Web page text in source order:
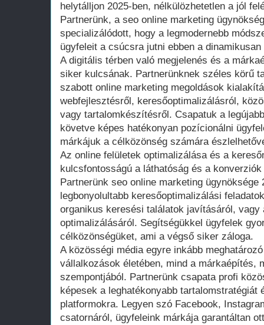
helytálljon 2025-ben, nélkülözhetetlen a jól
Partnerünk, a seo online marketing
specializálódott, hogy a legmodernebb
ügyfeleit a csúcsra jutni ebben a
A digitális térben való megjelenés és a
siker kulcsának. Partnerünknek széles körű
szabott online marketing megoldások
webfejlesztésről, keresőoptimalizálásról,
vagy tartalomkészítésről. Csapatuk a
követve képes hatékonyan pozícionálni
márkájuk a célközönség számára
Az online felületek optimalizálása és a
kulcsfontosságú a láthatóság és a
Partnerünk seo online marketing ügynöksége
legbonyolultabb keresőoptimalizálási
organikus keresési találatok javításáról,
optimalizálásáról. Segítségükkel ügyfelek
célközönségüket, ami a végső siker záloga.
A közösségi média egyre inkább
vállalkozások életében, mind a márkaépítés,
szempontjából. Partnerünk csapata profi
képesek a leghatékonyabb
platformokra. Legyen szó Facebook,
csatornáról, ügyfeleink márkája garantáltan